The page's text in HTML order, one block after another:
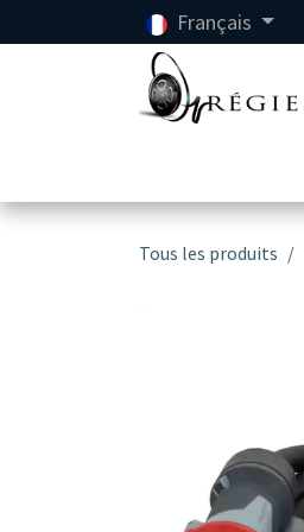
Se rendre au contenu Français
Tous les produits